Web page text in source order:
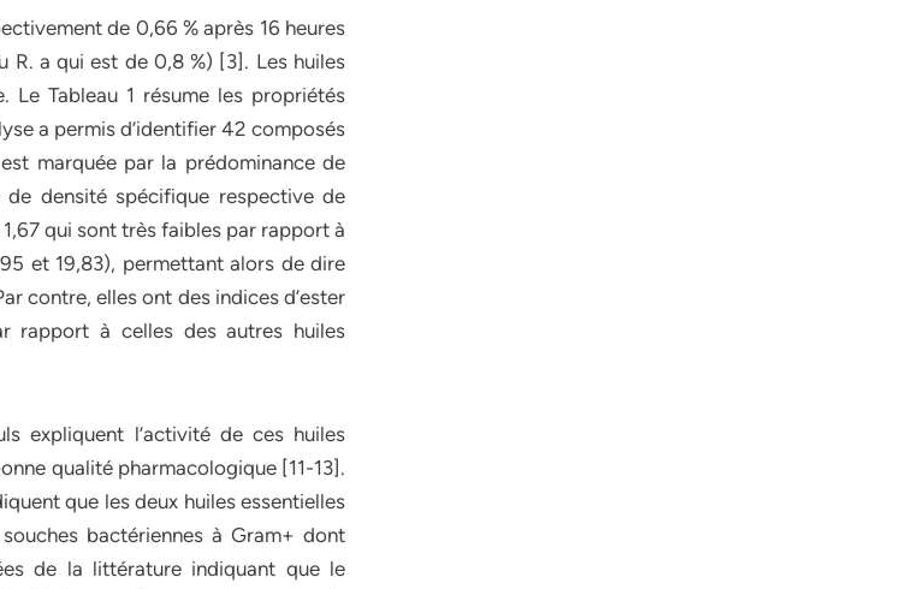
de 0,66 % après 16 heures
R. a qui est de 0,8 %) [3]. Les huiles
Tableau 1 résume les propriétés
a permis d’identifier 42 composés
marquée par la prédominance de
densité spécifique respective de
qui sont très faibles par rapport à
et 19,83), permettant alors de dire
contre, elles ont des indices d’ester
rapport à celles des autres huiles
expliquent l’activité de ces huiles
qualité pharmacologique [11-13].
que les deux huiles essentielles
bactériennes à Gram+ dont
de la littérature indiquant que le